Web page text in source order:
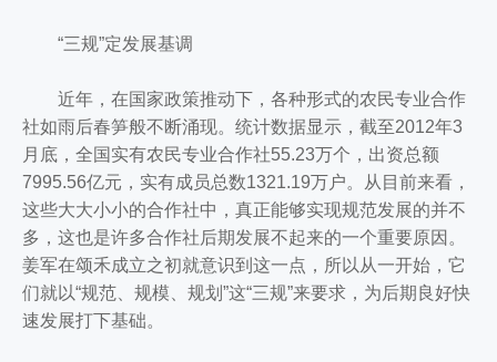
“三规”定发展基调
近年，在国家政策推动下，各种形式的农民专业合作
社如雨后春笋般不断涌现。统计数据显示，截至2012年3
月底，全国实有农民专业合作社55.23万个，出资总额
7995.56亿元，实有成员总数1321.19万户。从目前来看，
这些大大小小的合作社中，真正能够实现规范发展的并不
多，这也是许多合作社后期发展不起来的一个重要原因。
姜军在颂禾成立之初就意识到这一点，所以从一开始，它
们就以“规范、规模、规划”这“三规”来要求，为后期良好快
速发展打下基础。